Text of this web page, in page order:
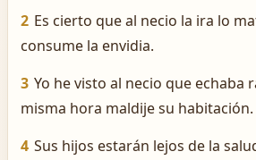
2 Es cierto que al necio la ira lo
consume la envidia.
3 Yo he visto al necio que echaba
misma hora maldije su habitación.
4 Sus hijos estarán lejos de la